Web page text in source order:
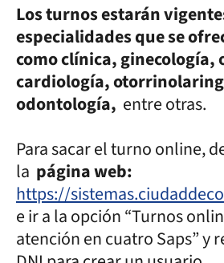
Los turnos estarán
especialidades que se
como clínica, ginecología,
cardiología,
odontología, entre otras.
Para sacar el turno online,
la página web:
https://
e ir a la opción “Turnos
atención en cuatro Saps” y